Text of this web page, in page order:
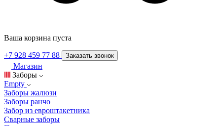
Ваша корзина пуста
+7 928 459 77 88 Заказать звонок
Магазин
Заборы
Empty
Заборы жалюзи
Заборы ранчо
Забор из евроштакетника
Сварные заборы